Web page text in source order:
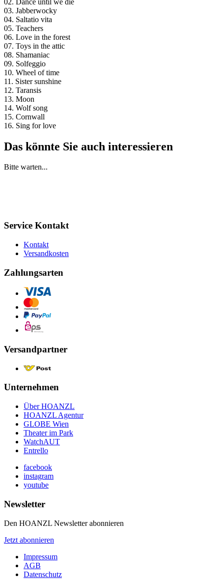
03. Jabberwocky
04. Saltatio vita
05. Teachers
06. Love in the forest
07. Toys in the attic
08. Shamaniac
09. Solfeggio
10. Wheel of time
11. Sister sunshine
12. Taransis
13. Moon
14. Wolf song
15. Cornwall
16. Sing for love
Das könnte Sie auch interessieren
Bitte warten...
Service Kontakt
Kontakt
Versandkosten
Zahlungsarten
Versandpartner
Unternehmen
Über HOANZL
HOANZL Agentur
GLOBE Wien
Theater im Park
WatchAUT
Entrello
facebook
instagram
youtube
Newsletter
Den HOANZL Newsletter abonnieren
Jetzt abonnieren
Impressum
AGB
Datenschutz